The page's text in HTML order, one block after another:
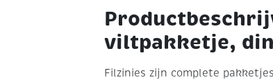
viltpakketje,
Filzinies zijn complete